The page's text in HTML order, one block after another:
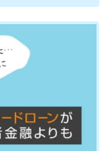
借りられる？
る方法があ
方法は？親
将来への影響